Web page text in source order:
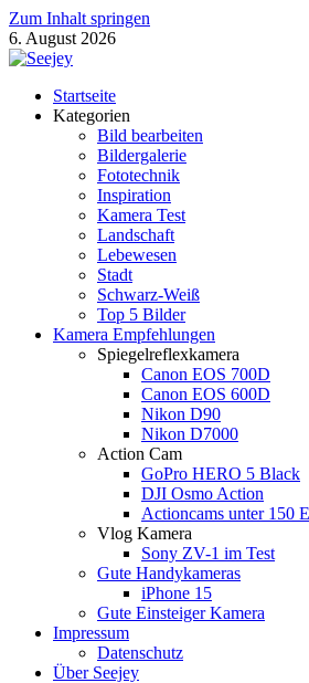
Zum Inhalt springen
6. August 2026
Seejey Fotoblog
Fotografie Magazin von Khoa Nguyen
Startseite
Kategorien
Bild bearbeiten
Bildergalerie
Fototechnik
Inspiration
Kamera Test
Landschaft
Lebewesen
Stadt
Schwarz-Weiß
Top 5 Bilder
Kamera Empfehlungen
Spiegelreflexkamera
Canon EOS 700D
Canon EOS 600D
Nikon D90
Nikon D7000
Action Cam
GoPro HERO 5 Black
DJI Osmo Action
Actioncams unter 150
Vlog Kamera
Sony ZV-1 im Test
Gute Handykameras
iPhone 15
Gute Einsteiger Kamera
Impressum
Datenschutz
Über Seejey